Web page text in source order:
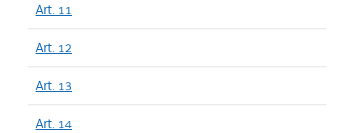
Art. 11
Art. 12
Art. 13
Art. 14